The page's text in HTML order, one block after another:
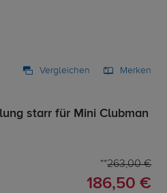
Vergleichen Merken
starr für Mini Clubman
263,00 €
186,50 €